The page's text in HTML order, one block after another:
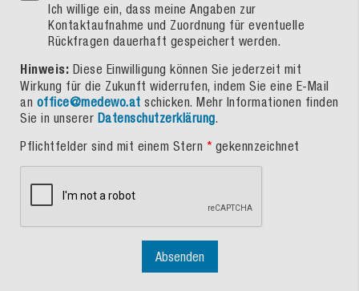
Ich willige ein, dass meine Angaben zur
Kontaktaufnahme und Zuordnung für eventuelle
Rückfragen dauerhaft gespeichert werden.
Hinweis: Diese Einwilligung können Sie jederzeit mit
Wirkung für die Zukunft widerrufen, indem Sie eine E-Mail
an office@medewo.at schicken. Mehr Informationen finden
Sie in unserer Datenschutzerklärung.
Pflichtfelder sind mit einem Stern * gekennzeichnet
Absenden